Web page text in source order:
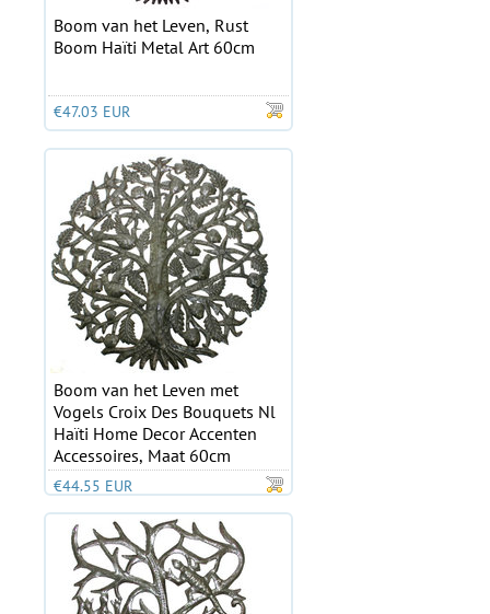
Boom van het Leven, Rust
Boom Haïti Metal Art 60cm
€47.03 EUR
Boom van het Leven met
Vogels Croix Des Bouquets Nl
Haïti Home Decor Accenten
Accessoires, Maat 60cm
€44.55 EUR